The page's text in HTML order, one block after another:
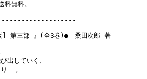
無料。
]―第三部―』(全3巻)●　桑田次郎 著
出していく、
――。